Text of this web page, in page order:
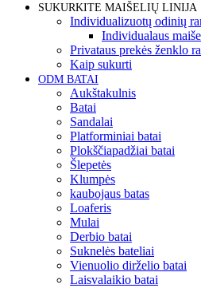
SUKURKITE MAIŠELIŲ LINIJA
Individualizuotų odinių
Individualaus
Privataus prekės ženklo
Kaip sukurti
ODM BATAI
Aukštakulnis
Batai
Sandalai
Platforminiai batai
Plokščiapadžiai batai
Šlepetės
Klumpės
kaubojaus batas
Loaferis
Mulai
Derbio batai
Suknelės bateliai
Vienuolio dirželio batai
Laisvalaikio batai